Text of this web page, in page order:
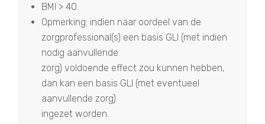
BMI > 40.
Opmerking: indien naar oordeel van de
zorgprofessional(s) een basis GLI (met indien
nodig aanvullende
zorg) voldoende effect zou kunnen hebben,
dan kan een basis GLI (met eventueel
aanvullende zorg)
ingezet worden.